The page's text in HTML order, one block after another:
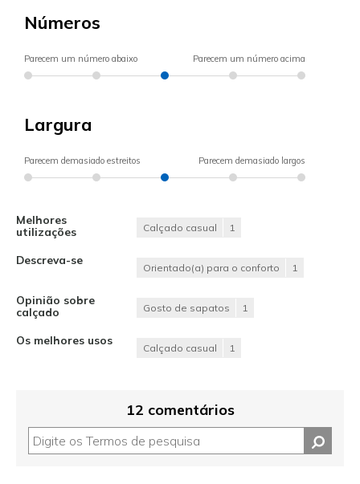
Números
Parecem um número abaixo Parecem um número acima
Largura
Parecem demasiado estreitos Parecem demasiado largos
Melhores
utilizações
Calçado casual 1
Descreva-se
Orientado(a) para o conforto 1
Opinião sobre
calçado
Gosto de sapatos 1
Os melhores usos
Calçado casual 1
12 comentários